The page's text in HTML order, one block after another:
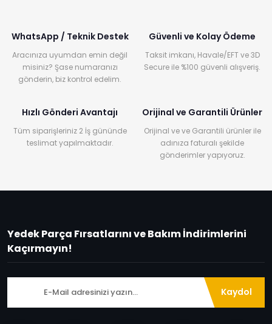
WhatsApp / Teknik Destek
Aracınıza uyumdan emin değil
misiniz? Şase numaranızı
gönderin, biz kontrol edelim.
Güvenli ve Kolay Ödeme
Taksit imkanı, Havale/EFT ve 3D
Secure ile %100 güvenli alışveriş.
Hızlı Gönderi Avantajı
Tüm siparişleriniz 2 İş gününde
teslimat yapılmaktadır.
Orijinal ve Garantili Ürünler
Orijinal ve ve Garantili ürünler ile
adınıza faturalı şekilde
gönderimler yapıyoruz.
Yedek Parça Fırsatlarını ve Bakım İndirimlerini
Kaçırmayın!
Kaydol